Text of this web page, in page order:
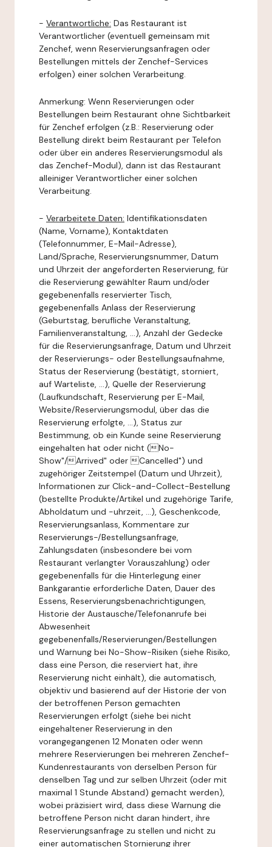
- Verantwortliche: Das Restaurant ist
Verantwortlicher (eventuell gemeinsam mit
Zenchef, wenn Reservierungsanfragen oder
Bestellungen mittels der Zenchef-Services
erfolgen) einer solchen Verarbeitung.
Anmerkung: Wenn Reservierungen oder
Bestellungen beim Restaurant ohne Sichtbarkeit
für Zenchef erfolgen (z.B.: Reservierung oder
Bestellung direkt beim Restaurant per Telefon
oder über ein anderes Reservierungsmodul als
das Zenchef-Modul), dann ist das Restaurant
alleiniger Verantwortlicher einer solchen
Verarbeitung.
- Verarbeitete Daten: Identifikationsdaten
(Name, Vorname), Kontaktdaten
(Telefonnummer, E-Mail-Adresse),
Land/Sprache, Reservierungsnummer, Datum
und Uhrzeit der angeforderten Reservierung, für
die Reservierung gewählter Raum und/oder
gegebenenfalls reservierter Tisch,
gegebenenfalls Anlass der Reservierung
(Geburtstag, berufliche Veranstaltung,
Familienveranstaltung, ...), Anzahl der Gedecke
für die Reservierungsanfrage, Datum und Uhrzeit
der Reservierungs- oder Bestellungsaufnahme,
Status der Reservierung (bestätigt, storniert,
auf Warteliste, ...), Quelle der Reservierung
(Laufkundschaft, Reservierung per E-Mail,
Website/Reservierungsmodul, über das die
Reservierung erfolgte, ...), Status zur
Bestimmung, ob ein Kunde seine Reservierung
eingehalten hat oder nicht (No-
Show"/Arrived" oder Cancelled") und
zugehöriger Zeitstempel (Datum und Uhrzeit),
Informationen zur Click-and-Collect-Bestellung
(bestellte Produkte/Artikel und zugehörige Tarife,
Abholdatum und -uhrzeit, ...), Geschenkcode,
Reservierungsanlass, Kommentare zur
Reservierungs-/Bestellungsanfrage,
Zahlungsdaten (insbesondere bei vom
Restaurant verlangter Vorauszahlung) oder
gegebenenfalls für die Hinterlegung einer
Bankgarantie erforderliche Daten, Dauer des
Essens, Reservierungsbenachrichtigungen,
Historie der Austausche/Telefonanrufe bei
Abwesenheit
gegebenenfalls/Reservierungen/Bestellungen
und Warnung bei No-Show-Risiken (siehe Risiko,
dass eine Person, die reserviert hat, ihre
Reservierung nicht einhält), die automatisch,
objektiv und basierend auf der Historie der von
der betroffenen Person gemachten
Reservierungen erfolgt (siehe bei nicht
eingehaltener Reservierung in den
vorangegangenen 12 Monaten oder wenn
mehrere Reservierungen bei mehreren Zenchef-
Kundenrestaurants von derselben Person für
denselben Tag und zur selben Uhrzeit (oder mit
maximal 1 Stunde Abstand) gemacht werden),
wobei präzisiert wird, dass diese Warnung die
betroffene Person nicht daran hindert, ihre
Reservierungsanfrage zu stellen und nicht zu
einer automatischen Stornierung ihrer